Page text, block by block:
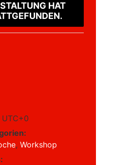
HAT
UTC+0
, Workshop